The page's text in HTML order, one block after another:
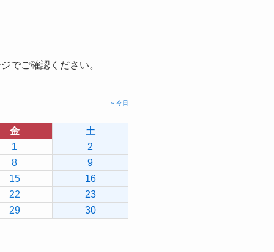
ジでご確認ください。
» 今日
金
土
1
2
8
9
15
16
22
23
29 30